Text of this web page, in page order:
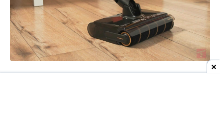
Przede wszystkim Dreame Z30 AquaCycle w takiej